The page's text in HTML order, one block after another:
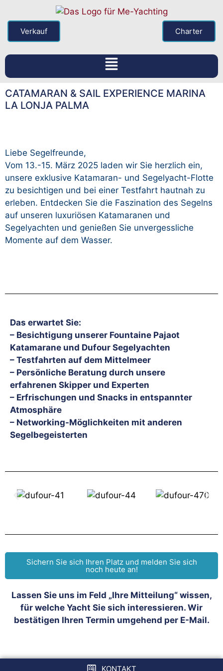
Verkauf Charter
CATAMARAN & SAIL EXPERIENCE MARINA
LA LONJA PALMA
Liebe Segelfreunde,
Vom 13.-15. März 2025 laden wir Sie herzlich ein,
unsere exklusive Katamaran- und Segelyacht-Flotte
zu besichtigen und bei einer Testfahrt hautnah zu
erleben. Entdecken Sie die Faszination des Segelns
auf unseren luxuriösen Katamaranen und
Segelyachten und genießen Sie unvergessliche
Momente auf dem Wasser.
Das erwartet Sie:
– Besichtigung unserer Fountaine Pajaot
Katamarane und Dufour Segelyachten
– Testfahrten auf dem Mittelmeer
– Persönliche Beratung durch unsere
erfahrenen Skipper und Experten
– Erfrischungen und Snacks in entspannter
Atmosphäre
– Networking-Möglichkeiten mit anderen
Segelbegeisterten
Sichern Sie sich Ihren Platz und melden Sie sich
noch heute an!
Lassen Sie uns im Feld „Ihre Mitteilung“ wissen,
für welche Yacht Sie sich interessieren. Wir
bestätigen Ihren Termin umgehend per E-Mail.
KONTAKT